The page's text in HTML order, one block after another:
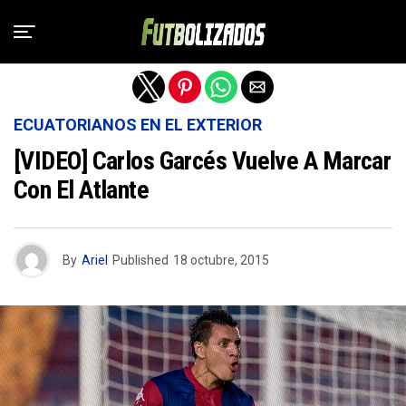
ECUATORIANOS EN EL EXTERIOR
[VIDEO] Carlos Garcés Vuelve A Marcar
Con El Atlante
By Ariel Published 18 octubre, 2015
Salir de la versión móvil